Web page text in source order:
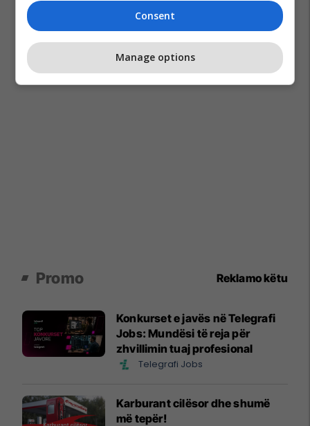
Promo Reklamo këtu
Konkurset e javës në Telegrafi
Jobs: Mundësi të reja për
zhvillimin tuaj profesional
Telegrafi Jobs
Karburant cilësor dhe shumë
më tepër!
Consent
Manage options